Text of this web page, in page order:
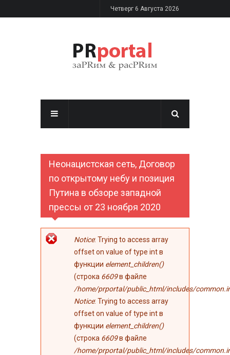
Перейти к основному содержаниюЧетверг 6 Августа 2026
Неонацистская сеть, Договор
по открытому небу и позиция
Путина в обзоре западной
прессы от 23 ноября 2020
Сообщение об
ошибке
Notice: Trying to access array
offset on value of type int в
функции element_children()
(строка 6609в файле
/home/prportal/public_html/includes/
Notice: Trying to access array
offset on value of type int в
функции element_children()
(строка 6609в файле
/home/prportal/public_html/includes/